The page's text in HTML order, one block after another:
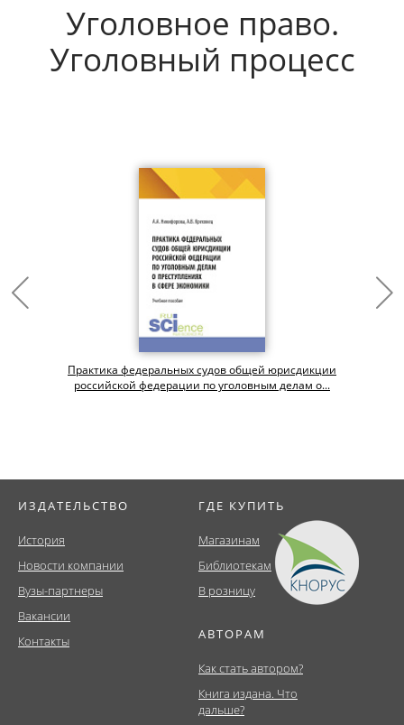
Уголовное право.
Уголовный процесс
Практика федеральных судов общей юрисдикции
российской федерации по уголовным делам о...
ИЗДАТЕЛЬСТВО
История
Новости компании
Вузы-партнеры
Вакансии
Контакты
ГДЕ КУПИТЬ
Магазинам
Библиотекам
В розницу
АВТОРАМ
Как стать автором?
Книга издана. Что
дальше?